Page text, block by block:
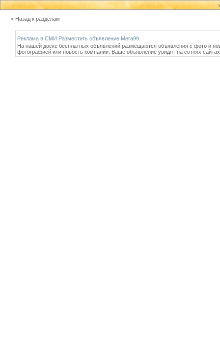
< Назад к разделам
Реклама в СМИ Разместить объявление Мега99
На нашей доске бесплатных объявлений размещаются объявления с фото и
фотографией или новость компании. Ваше объявление увидят на сотнях